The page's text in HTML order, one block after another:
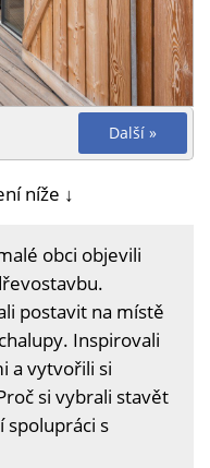
Další »
níže ↓
obci objevili
postavit na místě
Inspirovali
a vytvořili si
si vybrali stavět
spolupráci s